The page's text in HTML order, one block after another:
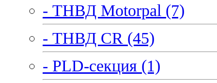
- ТНВД Motorpal (7)
- ТНВД CR (45)
- PLD-секция (1)